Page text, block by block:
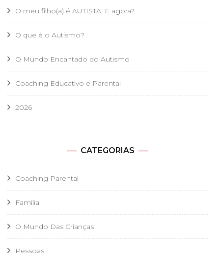
O meu filho(a) é AUTISTA. E agora?
O que é o Autismo?
O Mundo Encantado do Autismo
Coaching Educativo e Parental
2026
CATEGORIAS
Coaching Parental
Família
O Mundo Das Crianças
Pessoas